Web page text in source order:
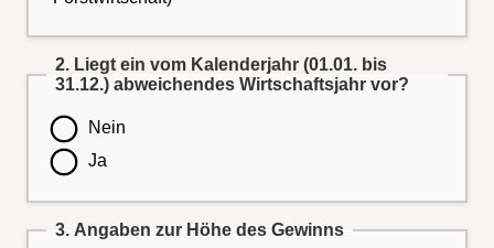
2. Liegt ein vom Kalenderjahr (01.01. bis
31.12.) abweichendes Wirtschaftsjahr vor?
Nein
Ja
3. Angaben zur Höhe des Gewinns